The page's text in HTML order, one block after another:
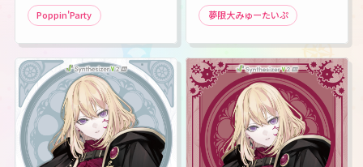
Poppin'Party 夢限大みゅーたいぷ